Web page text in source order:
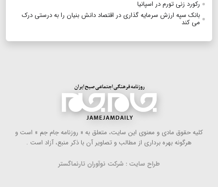
رکورد زنی تورم در اسپانیا
بانک سپه ارزش سرمایه گذاری در اقتصاد دانش بنیان را به درستی درک
می کند
كلیه حقوق مادی و معنوی این سایت، متعلق به « روزنامه جام جم » است و
هرگونه بهره ‌برداری از مطالب و تصاویر آن با ذكر منبع، آزاد است .
طراح سایت : شرکت نوآوران تارنماگستر